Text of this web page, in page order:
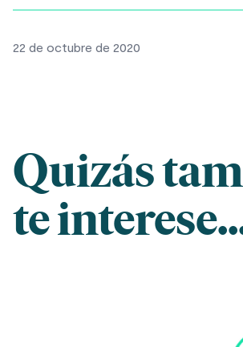
22 de octubre de 2020
Quizás
te